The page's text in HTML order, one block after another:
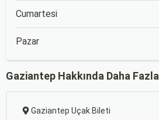
Cumartesi
Pazar
Gaziantep Hakkında Daha Fazla
Gaziantep Uçak Bileti